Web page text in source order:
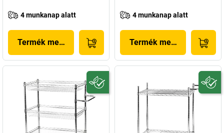
4 munkanap alatt
Termék megjelenítése
4 munkanap alatt
Termék megjelenítése